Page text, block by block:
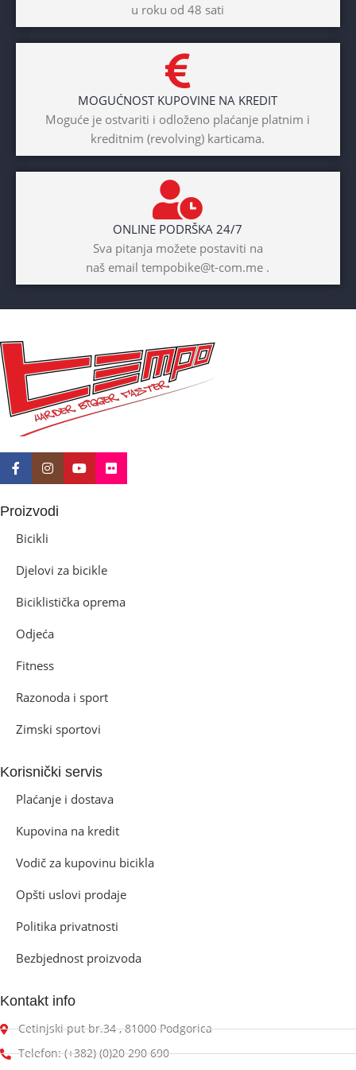
Unisex
BICIKLI-TIP RAMA
Prednji amotrizer
BICIKLI-KOČNICE
Disk mehanički
u roku od 48 sati
MOGUĆNOST KUPOVINE NA KREDIT
Moguće je ostvariti i odloženo plaćanje platnim i
kreditnim (revolving) karticama.
ONLINE PODRŠKA 24/7
Sva pitanja možete postaviti na
naš email tempobike@t-com.me .
Proizvodi
Bicikli
Djelovi za bicikle
Biciklistička oprema
Odjeća
Fitness
Razonoda i sport
Zimski sportovi
Korisnički servis
Plaćanje i dostava
Kupovina na kredit
Vodič za kupovinu bicikla
Opšti uslovi prodaje
Politika privatnosti
Bezbjednost proizvoda
Kontakt info
Cetinjski put br.34 , 81000 Podgorica
Telefon: (+382) (0)20 290 690